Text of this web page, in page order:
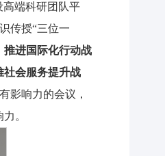
高端科研团队平
传授“三位一
推进国际化行动战
社会服务提升战
影响力的会议，
。